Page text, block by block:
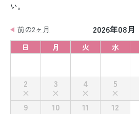
い。
前の2ヶ月 2026年08月
日
月 火 水
2
3 4 5
9
10 11 12